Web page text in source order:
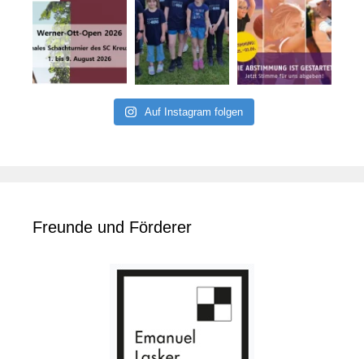
Auf Instagram folgen
Freunde und Förderer